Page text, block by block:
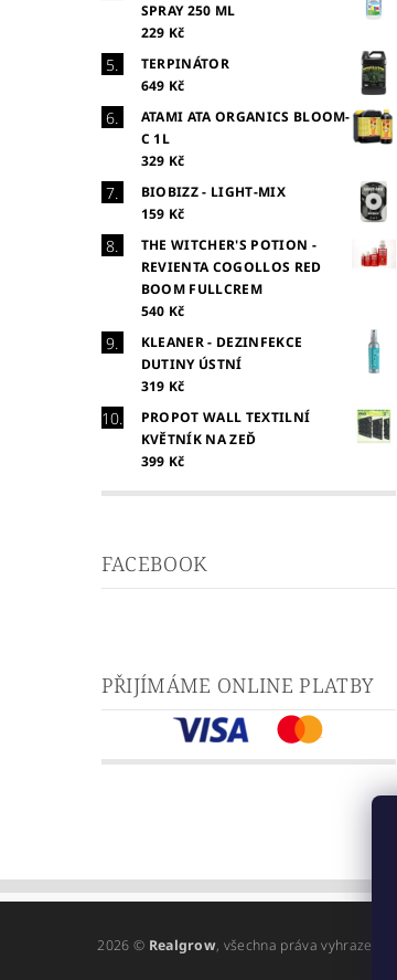
SPRAY 250 ML
229 Kč
TERPINÁTOR
649 Kč
ATAMI ATA ORGANICS BLOOM-
C 1L
329 Kč
BIOBIZZ - LIGHT-MIX
159 Kč
THE WITCHER'S POTION -
REVIENTA COGOLLOS RED
BOOM FULLCREM
540 Kč
KLEANER - DEZINFEKCE
DUTINY ÚSTNÍ
319 Kč
PROPOT WALL TEXTILNÍ
KVĚTNÍK NA ZEĎ
399 Kč
FACEBOOK
PŘIJÍMÁME ONLINE PLATBY
2026 © Realgrow, všechna práva vyhrazena